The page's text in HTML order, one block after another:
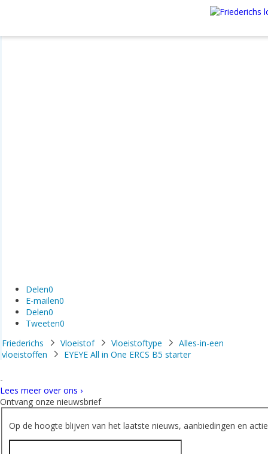
Delen0
E-mailen0
Delen0
Tweeten0
Friederichs
Vloeistof Vloeistoftype
Alles-in-een
vloeistoffen
EYEYE All in One ERCS B5 starter
-
Lees meer over ons ›
Ontvang onze nieuwsbrief
Op de hoogte blijven van het laatste nieuws, aanbiedingen en